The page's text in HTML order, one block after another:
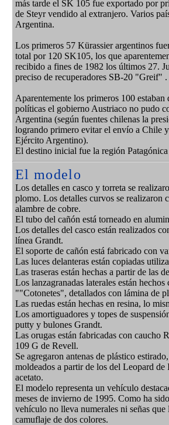
más tarde el SK 105 fue exportado por
de Steyr vendido al extranjero. Varios
Argentina.
Los primeros 57 Kürassier argentinos
total por 120 SK105, los que
recibido a fines de 1982 los últimos 27.
preciso de recuperadores SB-20 "Greif" .
Aparentemente los primeros 100
políticas el gobierno Austriaco no pudo
Argentina (según fuentes chilenas la
logrando primero evitar el envío a Chile
Ejército Argentino).
El destino inicial fue la región
El modelo
Los detalles en casco y torreta se
plomo. Los detalles curvos se realizaron
alambre de cobre.
El tubo del cañón está torneado en
Los detalles del casco están realizados
línea Grandt.
El soporte de cañón está fabricado con
Las luces delanteras están copiadas
Las traseras están hechas a partir de las
Los lanzagranadas laterales están
""Cotonetes", detallados con lámina de
Las ruedas están hechas en resina, lo
Los amortiguadores y topes de
putty y bulones Grandt.
Las orugas están fabricadas con caucho
109 G de Revell.
Se agregaron antenas de plástico
moldeados a partir de los del Leopard
acetato.
El modelo representa un vehículo
meses de invierno de 1995. Como ha
vehículo no lleva numerales ni señas
camuflaje de dos colores.